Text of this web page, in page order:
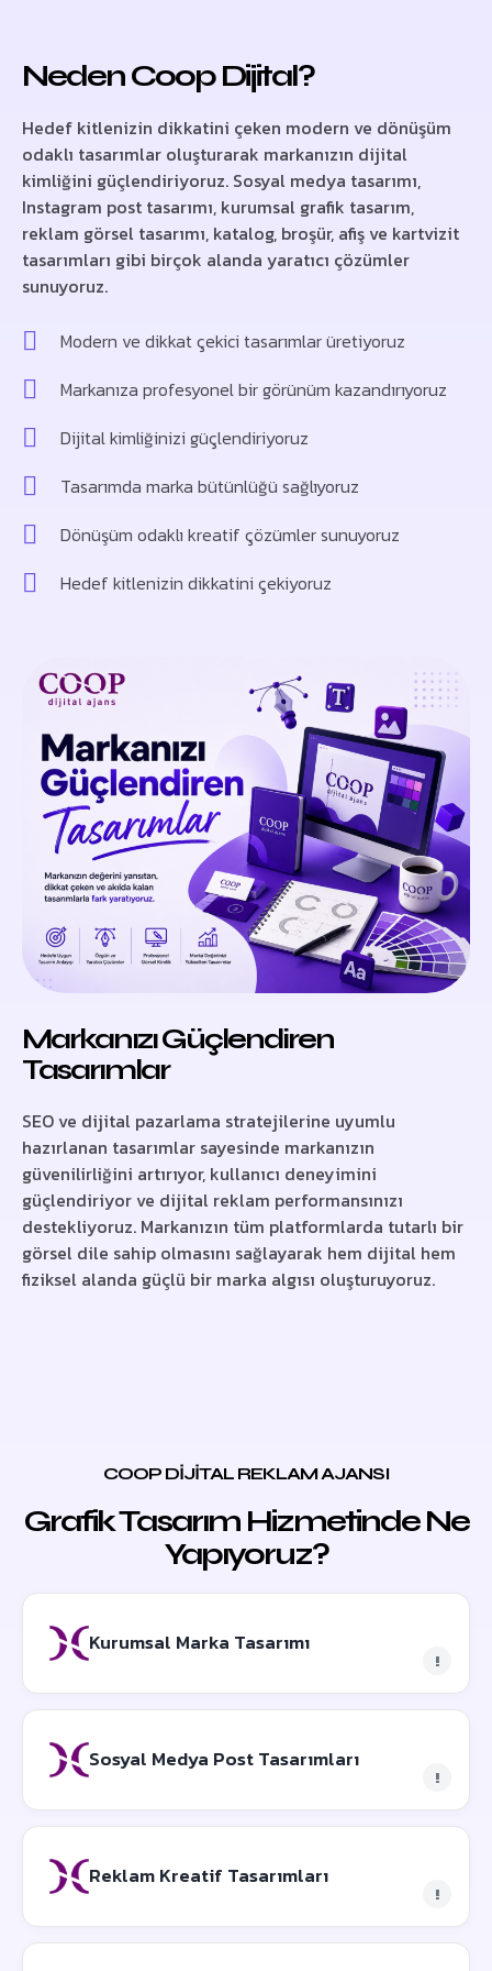
Neden Coop Dijital?
Hedef kitlenizin dikkatini çeken modern ve dönüşüm
odaklı tasarımlar oluşturarak markanızın dijital
kimliğini güçlendiriyoruz. Sosyal medya tasarımı,
Instagram post tasarımı, kurumsal grafik tasarım,
reklam görsel tasarımı, katalog, broşür, afiş ve kartvizit
tasarımları gibi birçok alanda yaratıcı çözümler
sunuyoruz.
Modern ve dikkat çekici tasarımlar üretiyoruz
Markanıza profesyonel bir görünüm kazandırıyoruz
Dijital kimliğinizi güçlendiriyoruz
Tasarımda marka bütünlüğü sağlıyoruz
Dönüşüm odaklı kreatif çözümler sunuyoruz
Hedef kitlenizin dikkatini çekiyoruz
Markanızı Güçlendiren
Tasarımlar
SEO ve dijital pazarlama stratejilerine uyumlu
hazırlanan tasarımlar sayesinde markanızın
güvenilirliğini artırıyor, kullanıcı deneyimini
güçlendiriyor ve dijital reklam performansınızı
destekliyoruz. Markanızın tüm platformlarda tutarlı bir
görsel dile sahip olmasını sağlayarak hem dijital hem
fiziksel alanda güçlü bir marka algısı oluşturuyoruz.
COOP DİJİTAL REKLAM AJANSI
Grafik Tasarım Hizmetinde Ne
Yapıyoruz?
Kurumsal Marka Tasarımı
!
Sosyal Medya Post Tasarımları
!
Reklam Kreatif Tasarımları
!